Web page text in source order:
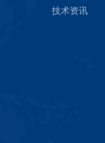
技术资讯